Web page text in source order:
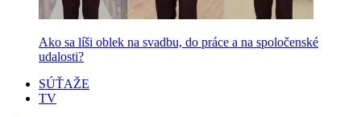
Ako sa líši oblek na svadbu, do práce a na spoločenské
udalosti?
SÚŤAŽE
TV